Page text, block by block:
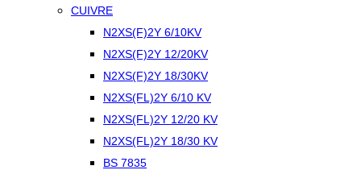
CUIVRE
N2XS(F)2Y 6/10KV
N2XS(F)2Y 12/20KV
N2XS(F)2Y 18/30KV
N2XS(FL)2Y 6/10 KV
N2XS(FL)2Y 12/20 KV
N2XS(FL)2Y 18/30 KV
BS 7835